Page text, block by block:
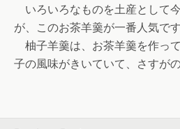
いろいろなものを土産として
が、このお茶羊羹が一番人気です
柚子羊羹は、お茶羊羹を作っ
子の風味がきいていて、さすが